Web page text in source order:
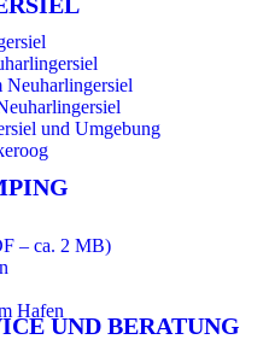
Neuharlingersiel
und Umgebung
– ca. 2 MB)
Hafen
UND BERATUNG